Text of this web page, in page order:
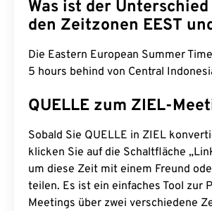
Was ist der
den Zeitzonen EEST
Die Eastern European Summer
5 hours behind von Central
QUELLE zum ZIEL-
Sobald Sie QUELLE in ZIEL
klicken Sie auf die Schaltfläche
um diese Zeit mit einem Freund
teilen. Es ist ein einfaches Tool zur
Meetings über zwei verschiedene